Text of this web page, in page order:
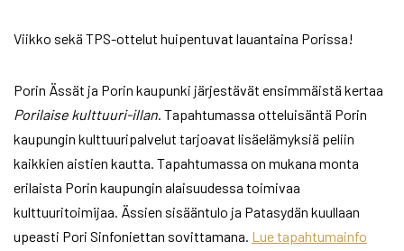
Viikko sekä TPS-ottelut huipentuvat lauantaina Porissa!
Porin Ässät ja Porin kaupunki järjestävät ensimmäistä kertaa
Porilaise kulttuuri-illan. Tapahtumassa otteluisäntä Porin
kaupungin kulttuuripalvelut tarjoavat lisäelämyksiä peliin
kaikkien aistien kautta. Tapahtumassa on mukana monta
erilaista Porin kaupungin alaisuudessa toimivaa
kulttuuritoimijaa. Ässien sisääntulo ja Patasydän kuullaan
upeasti Pori Sinfoniettan sovittamana. Lue tapahtumainfo